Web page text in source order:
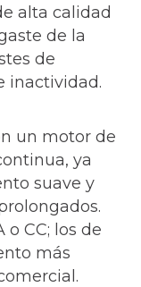
alta calidad
de la
de
inactividad.
un motor de
ya
suave y
CC; los de
más